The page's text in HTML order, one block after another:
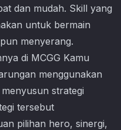
dan mudah. Skill yang
untuk bermain
menyerang.
di MCGG Kamu
menggunakan
strategi
tersebut
pilihan hero, sinergi,